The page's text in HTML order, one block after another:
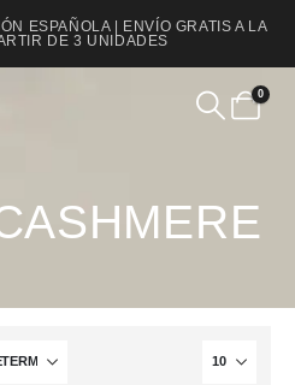
ESPAÑOLA | ENVÍO GRATIS A LA
DE 3 UNIDADES
0